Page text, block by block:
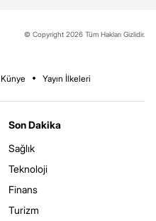
© Copyright 2026 Tüm Hakları Gizlidir.
Künye Yayın İlkeleri
Son Dakika
Sağlık
Teknoloji
Finans
Turizm